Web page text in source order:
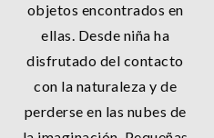
objetos encontrados en
ellas. Desde niña ha
disfrutado del contacto
con la naturaleza y de
perderse en las nubes de